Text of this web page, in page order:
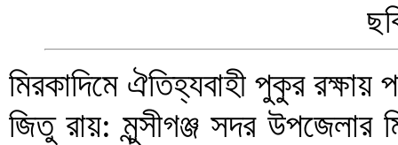
মিরকাদিমে ঐতিহ্যবাহী পুকুর
জিতু রায়: মুন্সীগঞ্জ সদর উপজেলার